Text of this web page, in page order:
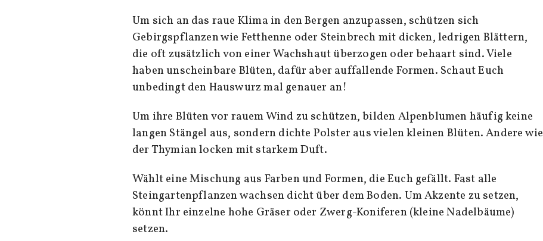
Um sich an das raue Klima in den Bergen anzupassen, schützen sich
Gebirgspflanzen wie Fetthenne oder Steinbrech mit dicken, ledrigen Blättern,
die oft zusätzlich von einer Wachshaut überzogen oder behaart sind. Viele
haben unscheinbare Blüten, dafür aber auffallende Formen. Schaut Euch
unbedingt den Hauswurz mal genauer an!
Um ihre Blüten vor rauem Wind zu schützen, bilden Alpenblumen häufig keine
langen Stängel aus, sondern dichte Polster aus vielen kleinen Blüten. Andere wie
der Thymian locken mit starkem Duft.
Wählt eine Mischung aus Farben und Formen, die Euch gefällt. Fast alle
Steingartenpflanzen wachsen dicht über dem Boden. Um Akzente zu setzen,
könnt Ihr einzelne hohe Gräser oder Zwerg-Koniferen (kleine Nadelbäume)
setzen.